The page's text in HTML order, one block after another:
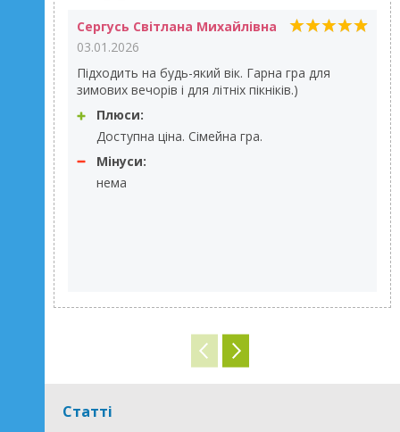
Сергусь Світлана Михайлівна
03.01.2026
Підходить на будь-який вік. Гарна гра для
зимових вечорів і для літніх пікніків.)
Плюси:
Доступна ціна. Сімейна гра.
Мінуси:
нема
Статті